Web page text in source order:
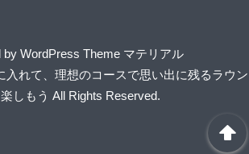
by WordPress Theme マテリアル
れて、理想のコースで思い出に残るラウン
しもう All Rights Reserved.
arrowup